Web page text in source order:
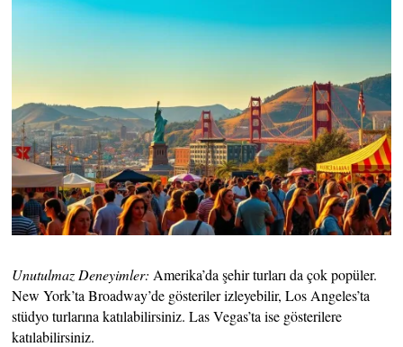
Unutulmaz Deneyimler: Amerika’da şehir turları da çok popüler.
New York’ta Broadway’de gösteriler izleyebilir, Los Angeles’ta
stüdyo turlarına katılabilirsiniz. Las Vegas’ta ise gösterilere
katılabilirsiniz.